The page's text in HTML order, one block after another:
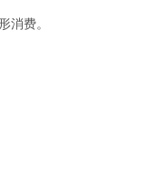
消费。